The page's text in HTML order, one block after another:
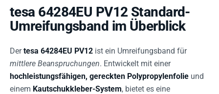
tesa 64284EU PV12 Standard-
Umreifungsband im Überblick
Dertesa 64284EU PV12 ist ein Umreifungsband für
mittlere Beanspruchungen. Entwickelt mit einer
hochleistungsfähigen, gereckten Polypropylenfolie und
einem Kautschukkleber-System, bietet es eine